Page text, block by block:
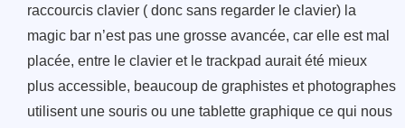
raccourcis clavier ( donc sans regarder le clavier) la
magic bar n’est pas une grosse avancée, car elle est mal
placée, entre le clavier et le trackpad aurait été mieux
plus accessible, beaucoup de graphistes et photographes
utilisent une souris ou une tablette graphique ce qui nous